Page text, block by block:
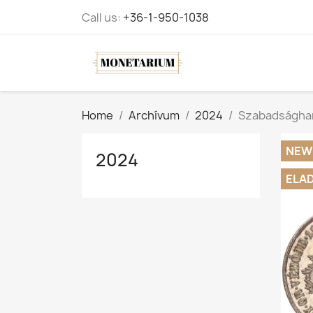
Call us: +36-1-950-1038
Home Archívum 2024
2024
NEW